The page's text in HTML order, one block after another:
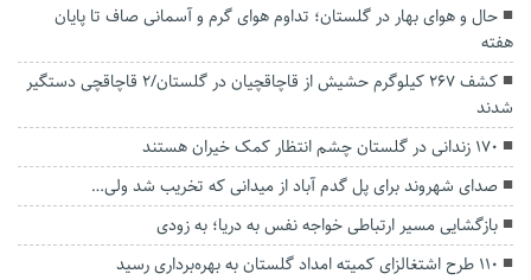
حال و هوای بهار در گلستان؛ تداوم هوای گرم و آسمانی صاف تا پایان
هفته
کشف ۲۶۷ کیلوگرم حشیش از قاچاقچیان در گلستان/۲ قاچاقچی دستگیر
شدند
۱۷۰ زندانی در گلستان چشم انتظار کمک خیران هستند
صدای شهروند برای پل گدم آباد از میدانی که تخریب شد ولی…
بازگشایی مسیر ارتباطی خواجه نفس به دریا؛ به زودی
۱۱۰ طرح اشتغالزای کمیته امداد گلستان به بهره‌برداری رسید